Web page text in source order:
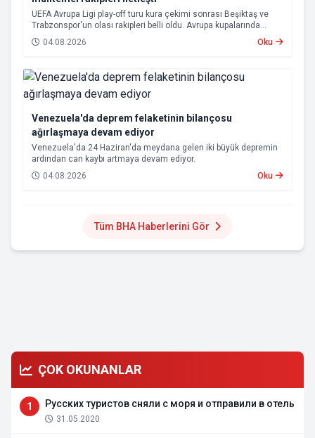
UEFA Avrupa Ligi play-off turu kura çekimi sonrası Beşiktaş ve
Trabzonspor'un olası rakipleri belli oldu. Avrupa kupalarında
yoluna devam eden Beşiktaş ve Trabzonspor, grup aşamasına
kalabilmek için kritik eşleşmelerle karşı karşıya gelecek.
04.08.2026 Oku
Venezuela'da deprem felaketinin bilançosu
ağırlaşmaya devam ediyor
Venezuela'da 24 Haziran'da meydana gelen iki büyük depremin
ardından can kaybı artmaya devam ediyor.
04.08.2026
Oku
Tüm BHA Haberlerini Gör
ÇOK OKUNANLAR
1 Русских туристов сняли с моря и отправили в отель
31.05.2020